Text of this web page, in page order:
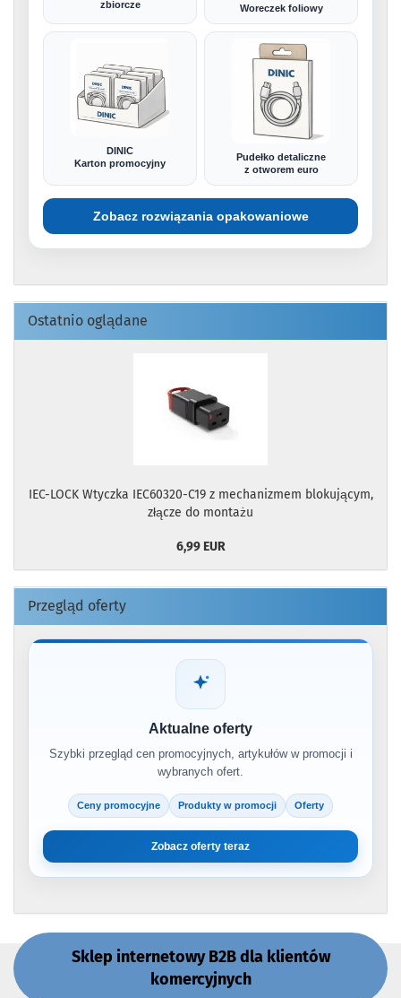
zbiorcze
Woreczek foliowy
DINIC
Karton promocyjny
Pudełko detaliczne
z otworem euro
Zobacz rozwiązania opakowaniowe
Ostatnio oglądane
IEC-LOCK Wtyczka IEC60320-C19 z mechanizmem blokującym,
złącze do montażu
6,99 EUR
Przegląd oferty
Aktualne oferty
Szybki przegląd cen promocyjnych, artykułów w promocji i
wybranych ofert.
Ceny promocyjne Produkty w promocji Oferty
Zobacz oferty teraz
Sklep internetowy B2B dla klientów
komercyjnych